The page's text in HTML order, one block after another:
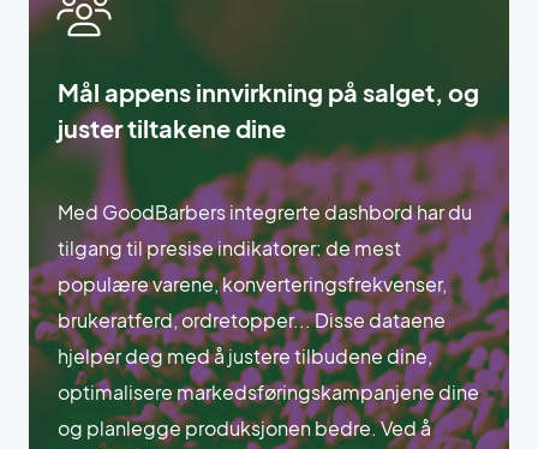
Mål appens innvirkning på salget, og
juster tiltakene dine
Med GoodBarbers integrerte dashbord har du
tilgang til presise indikatorer: de mest
populære varene, konverteringsfrekvenser,
brukeratferd, ordretopper... Disse dataene
hjelper deg med å justere tilbudene dine,
optimalisere markedsføringskampanjene dine
og planlegge produksjonen bedre. Ved å